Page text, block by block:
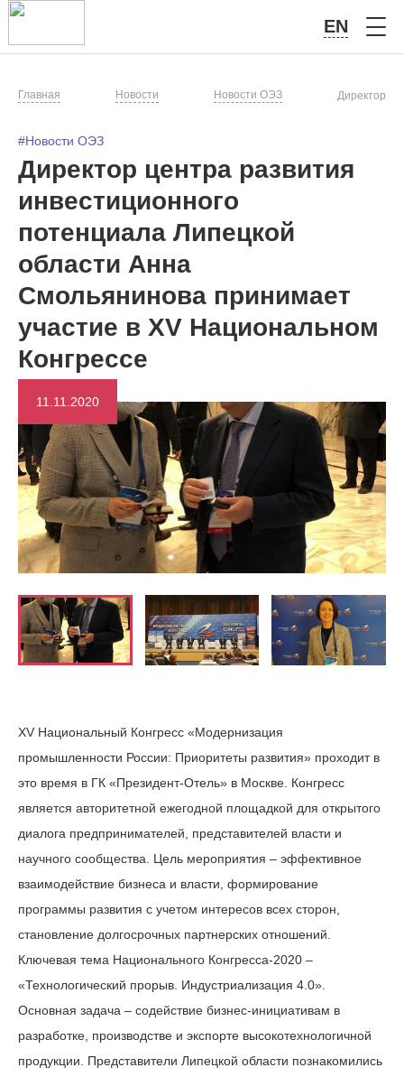
EN
Главная Новости Новости ОЭЗ Директор
#Новости ОЭЗ
Директор центра развития
инвестиционного
потенциала Липецкой
области Анна
Смольянинова принимает
участие в XV Национальном
Конгрессе
11.11.2020
XV Национальный Конгресс «Модернизация
промышленности России: Приоритеты развития» проходит в
это время в ГК «Президент-Отель» в Москве. Конгресс
является авторитетной ежегодной площадкой для открытого
диалога предпринимателей, представителей власти и
научного сообщества. Цель мероприятия – эффективное
взаимодействие бизнеса и власти, формирование
программы развития с учетом интересов всех сторон,
становление долгосрочных партнерских отношений.
Ключевая тема Национального Конгресса-2020 –
«Технологический прорыв. Индустриализация 4.0».
Основная задача – содействие бизнес-инициативам в
разработке, производстве и экспорте высокотехнологичной
продукции. Представители Липецкой области познакомились